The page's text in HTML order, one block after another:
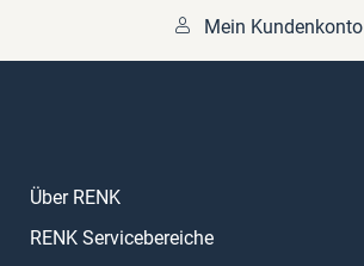
Mein Kundenkonto
Über RENK
RENK Servicebereiche